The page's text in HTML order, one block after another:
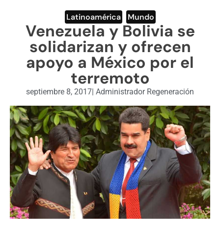
ENGLISH SECTION
VIDEOS
Latinoamérica Mundo
Venezuela y Bolivia se
solidarizan y ofrecen
apoyo a México por el
terremoto
septiembre 8, 2017| Administrador Regeneración